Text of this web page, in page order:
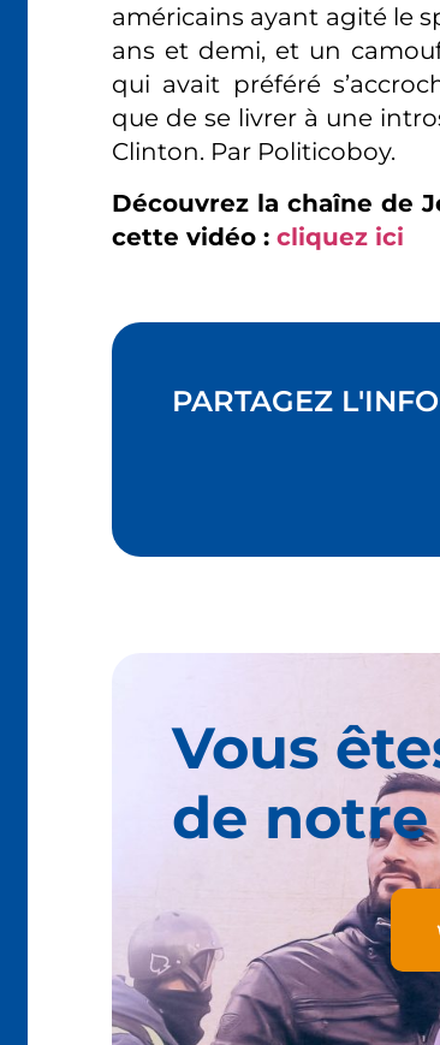
américains ayant agité le
ans et demi, et un
qui avait préféré
que de se livrer à une
Clinton. Par Politicoboy.
Découvrez la chaîne de
cette vidéo : cliquez ici
PARTAGEZ L'INFO
Vous
de